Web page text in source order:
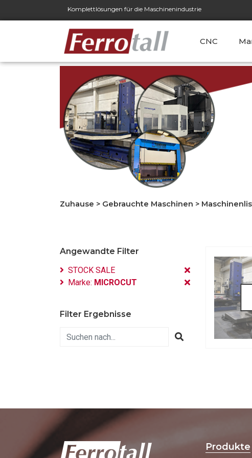
CNC
Komplettlösungen für die Maschinenindustrie
Zuhause > Gebrauchte Maschinen >
Angewandte Filter
STOCK SALE
Marke: MICROCUT
Filter Ergebnisse
Produkte